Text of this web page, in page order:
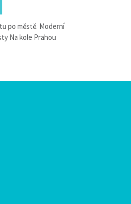
po městě. Moderní
Na kole Prahou